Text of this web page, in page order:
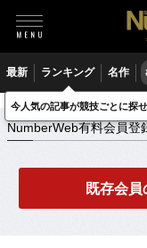
最新 ランキング 名作
NumberWeb有料会員登録・
NumberWeb有料会員登
既存会
今人気の記事が競技ごとに探